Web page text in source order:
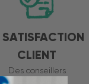
SATISFACTION
CLIENT
Des conseillers